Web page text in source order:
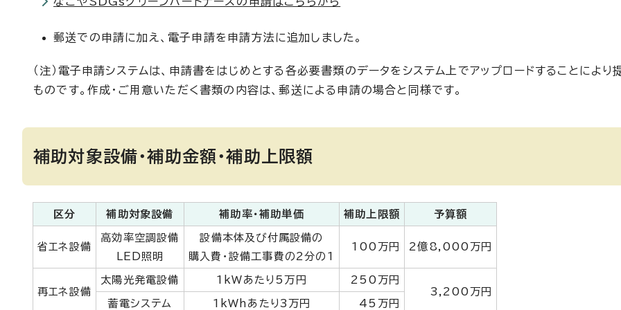
郵送での申請に加え、電子申請を申請方法に追加しました。
（注）電子申請システムは、申請書をはじめとする各必要書類のデータをシステム上でアップロードすることにより
ものです。作成・ご用意いただく書類の内容は、郵送による申請の場合と同様です。
補助対象設備・補助金額・補助上限額
区分 補助対象設備 補助率・補助単価 補助上限額 予算額
省エネ設備
高効率空調設備
LED照明
設備本体及び付属設備の
購入費・設備工事費の2分の1
100万円 2億8,000万円
再エネ設備
太陽光発電設備 1kWあたり5万円
250万円
3,200万円
蓄電システム
1kWhあたり3万円 45万円